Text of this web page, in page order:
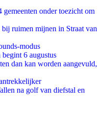
onder toezicht om
ruimen mijnen in Straat van
modus
6 augustus
dan kan worden aangevuld,
na golf van diefstal en